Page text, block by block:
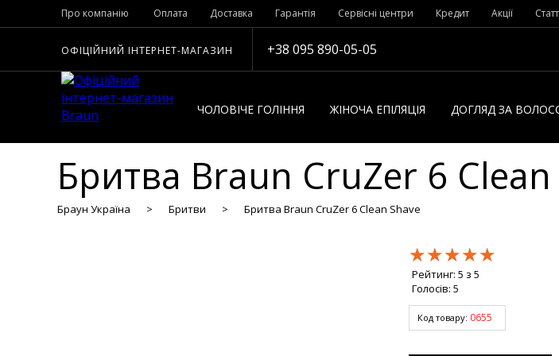
Про компанію Оплата Доставка Гарантія Сервісні центри Кредит Акції
ОФІЦІЙНИЙ ІНТЕРНЕТ-МАГАЗИН +38 095 890-05-05
ЧОЛОВІЧЕ ГОЛІННЯ ЖІНОЧА ЕПІЛЯЦІЯ ДОГЛЯД ЗА
Бритва Braun CruZer 6 Clean
Браун Україна Бритви Бритва Braun CruZer 6 Clean Shave
★★★★★
★★★★★
★★★★★
Рейтинг: 5 з 5
Голосів: 5
Код товару: 0655